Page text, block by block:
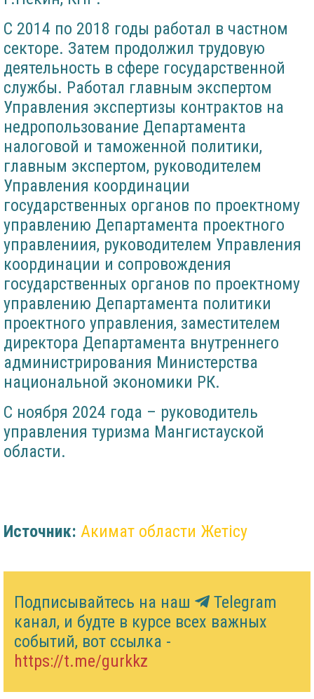
С 2014 по 2018 годы работал в частном
секторе. Затем продолжил трудовую
деятельность в сфере государственной
службы. Работал главным экспертом
Управления экспертизы контрактов на
недропользование Департамента
налоговой и таможенной политики,
главным экспертом, руководителем
Управления координации
государственных органов по проектному
управлению Департамента проектного
управлениия, руководителем Управления
координации и сопровождения
государственных органов по проектному
управлению Департамента политики
проектного управления, заместителем
директора Департамента внутреннего
администрирования Министерства
национальной экономики РК.
С ноября 2024 года – руководитель
управления туризма Мангистауской
области.
Источник: Акимат области Жетісу
Подписывайтесь на наш
Telegram
канал, и будте в курсе всех важных
событий, вот ссылка -
https://t.me/gurkkz